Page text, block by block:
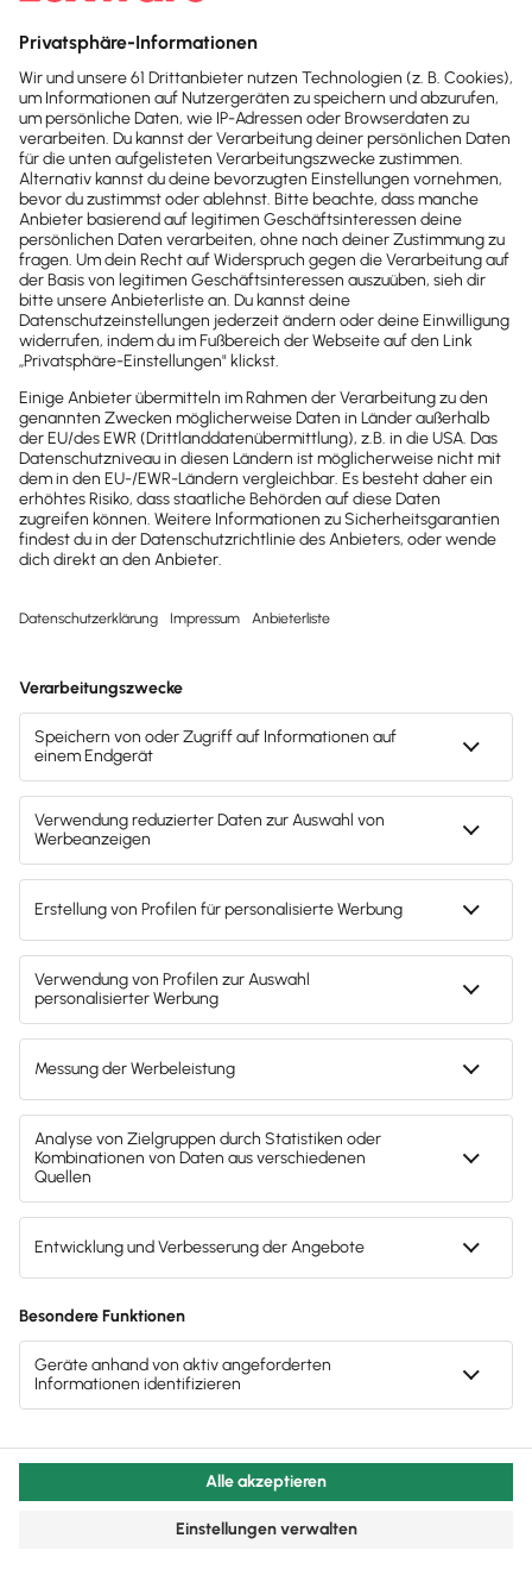
Umständen die Statik neu berechnen und die
Fachplanerin für Gebäudetechnik die
Versorgungsleitungen anders planen. Mit BIM und
der damit verbundenen Digitalisierung der
Baubranche hat das gesamte Team Zugriff auf den
aktuellen Stand und kann sich viel enger und
schneller abstimmen als mit herkömmlichen 2D-
Plänen.
An dem Modell lässt sich auch automatisch
erkennen, ob sich verschiedene Gewerke in die
Quere kommen. Der Fachbegriff dafür lautet
Kollisionsprüfungen.All das macht das Bauen
besser, termin- und kostensicherer.
Haben Kunden oder Mitarbeiter BIM
aktiv eingefordert?
Wir haben früh erkannt, dassBIM die Zukunft des
der Methode. Wir haben ein zentrales BIM-Team
aufgebaut und die Mitarbeitenden geschult.
Anfangs waren es vor allem engagierte
Planungsbüros und Bauunternehmen, die BIM in
Deutschland vorangetrieben haben.
Auf Seiten der Bauherrschaft kommt der Wandel
Planungsmethode verstanden und nicht als
Technologie für eine zukunftsträchtige
Digitalisierung der Baubranche. Vielen Bauherren ist
noch nicht bewusst, wie sehr sie von BIM profitieren.
Der Mehrwert zeigt sich auch in der langen
gesamten Ausbau im Modell hinterlegen, bis hin zur
einzelnen Steckdose.So entsteht ein digitaler
Zwilling des fertigen Bauwerks.
Bauherren können ihn nutzen, um das
Facility Management in der Betriebsphase zu
planen
, etwa die Energieversorgung, Wartung und
Reinigung, aber auch spätere Umbauten. Leider wird
diese Möglichkeit auf Auftraggeberseite noch wenig
zur Betriebsphase einfordert.
Wie lange dauerte die Umsetzung von